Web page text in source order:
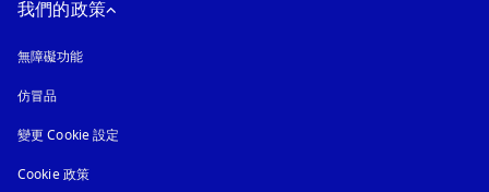
我們的政策
無障礙功能
仿冒品
變更 Cookie 設定
Cookie 政策以新標籤頁開啟